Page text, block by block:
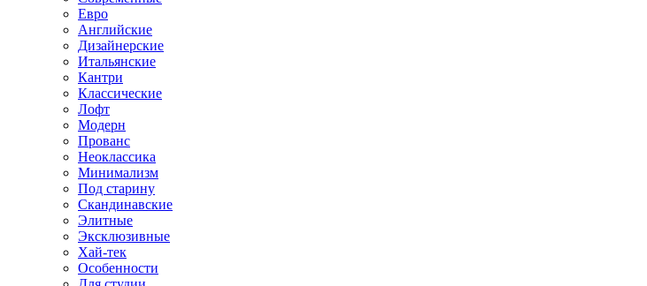
Евро
Английские
Дизайнерские
Итальянские
Кантри
Классические
Лофт
Модерн
Прованс
Неоклассика
Минимализм
Под старину
Скандинавские
Элитные
Эксклюзивные
Хай-тек
Особенности